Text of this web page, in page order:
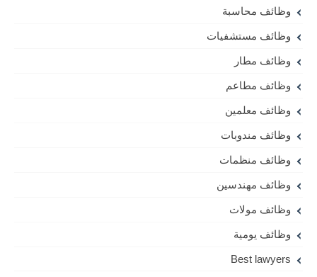
وظائف محاسبة
وظائف مستشفيات
وظائف مطار
وظائف مطاعم
وظائف معلمين
وظائف مندوبات
وظائف منظمات
وظائف مهندسين
وظائف مولات
وظائف يومية
Best lawyers